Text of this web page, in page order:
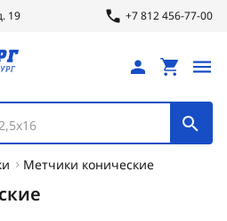
19 +7 812 456-77-00
Метчики конические